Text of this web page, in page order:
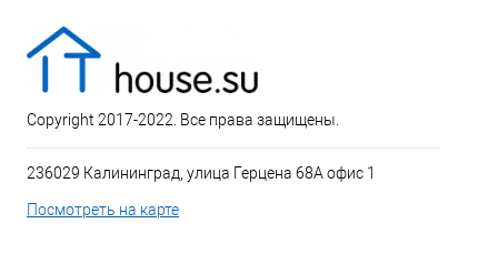
Copyright 2017-2022. Все права защищены.
236029 Калининград, улица Герцена 68А офис 1
Посмотреть на карте